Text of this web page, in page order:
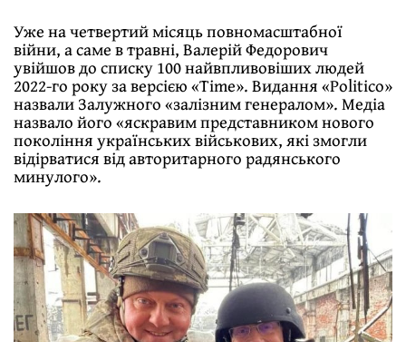
Уже на четвертий місяць повномасштабної
війни, а саме в травні, Валерій Федорович
увійшов до списку 100 найвпливовіших людей
2022-го року за версією «Time». Видання «Politico»
назвали Залужного «залізним генералом». Медіа
назвало його «яскравим представником нового
покоління українських військових, які змогли
відірватися від авторитарного радянського
минулого».